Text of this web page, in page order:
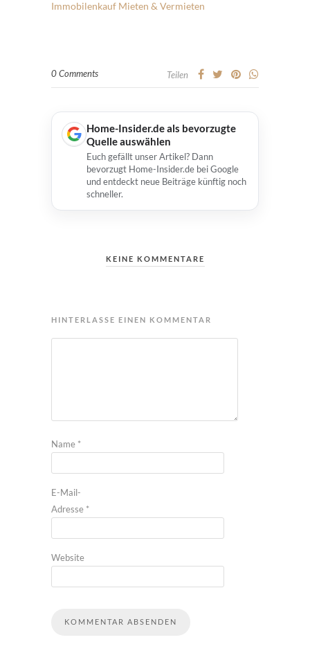
Immobilenkauf Mieten & Vermieten
0 Comments Teilen
Home-Insider.de als bevorzugte
Quelle auswählen
Euch gefällt unser Artikel? Dann
bevorzugt Home-Insider.de bei Google
und entdeckt neue Beiträge künftig noch
schneller.
KEINE KOMMENTARE
HINTERLASSE EINEN KOMMENTAR
Name *
E-Mail-
Adresse *
Website